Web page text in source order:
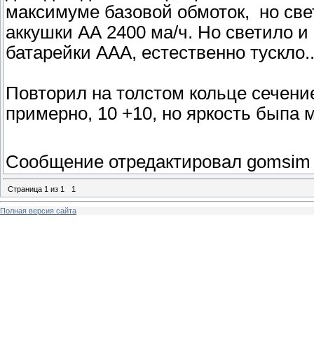
максимуме базовой обмоток, но
аккушки АА 2400 ма/ч. Но светило и
батарейки ААА, естественно
Повторил на толстом кольце
примерно, 10 +10, но яркость быпа
Сообщение отредактировал gomsim
Страница 1 из 1 1
Полная версия сайта